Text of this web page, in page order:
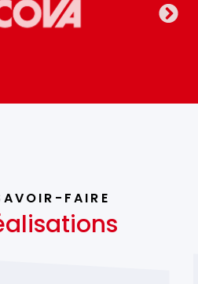
FAIRE